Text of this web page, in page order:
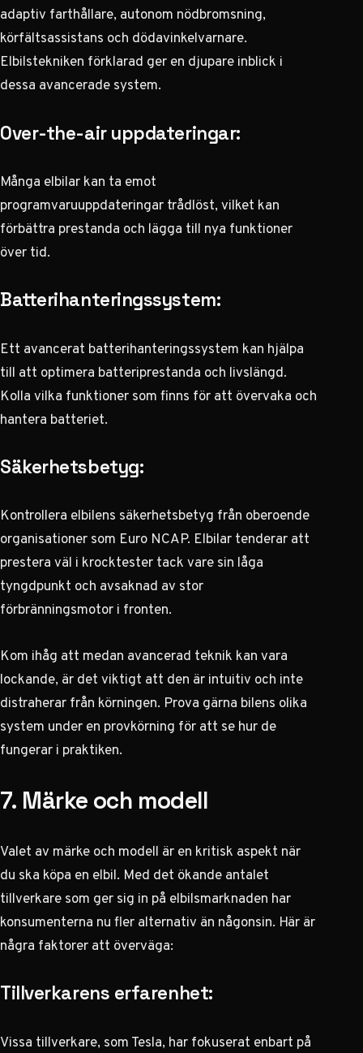
adaptiv farthållare, autonom nödbromsning,
körfältsassistans och dödavinkelvarnare.
Elbilstekniken förklarad ger en djupare inblick i
dessa avancerade system.
Over-the-air uppdateringar:
Många elbilar kan ta emot
programvaruuppdateringar trådlöst, vilket kan
förbättra prestanda och lägga till nya funktioner
över tid.
Batterihanteringssystem:
Ett avancerat batterihanteringssystem kan hjälpa
till att optimera batteriprestanda och livslängd.
Kolla vilka funktioner som finns för att övervaka och
hantera batteriet.
Säkerhetsbetyg:
Kontrollera elbilens säkerhetsbetyg från oberoende
organisationer som Euro NCAP. Elbilar tenderar att
prestera väl i krocktester tack vare sin låga
tyngdpunkt och avsaknad av stor
förbränningsmotor i fronten.
Kom ihåg att medan avancerad teknik kan vara
lockande, är det viktigt att den är intuitiv och inte
distraherar från körningen. Prova gärna bilens olika
system under en provkörning för att se hur de
fungerar i praktiken.
7. Märke och modell
Valet av märke och modell är en kritisk aspekt när
du ska köpa en elbil. Med det ökande antalet
tillverkare som ger sig in på elbilsmarknaden har
konsumenterna nu fler alternativ än någonsin. Här är
några faktorer att överväga:
Tillverkarens erfarenhet:
Vissa tillverkare, som Tesla, har fokuserat enbart på